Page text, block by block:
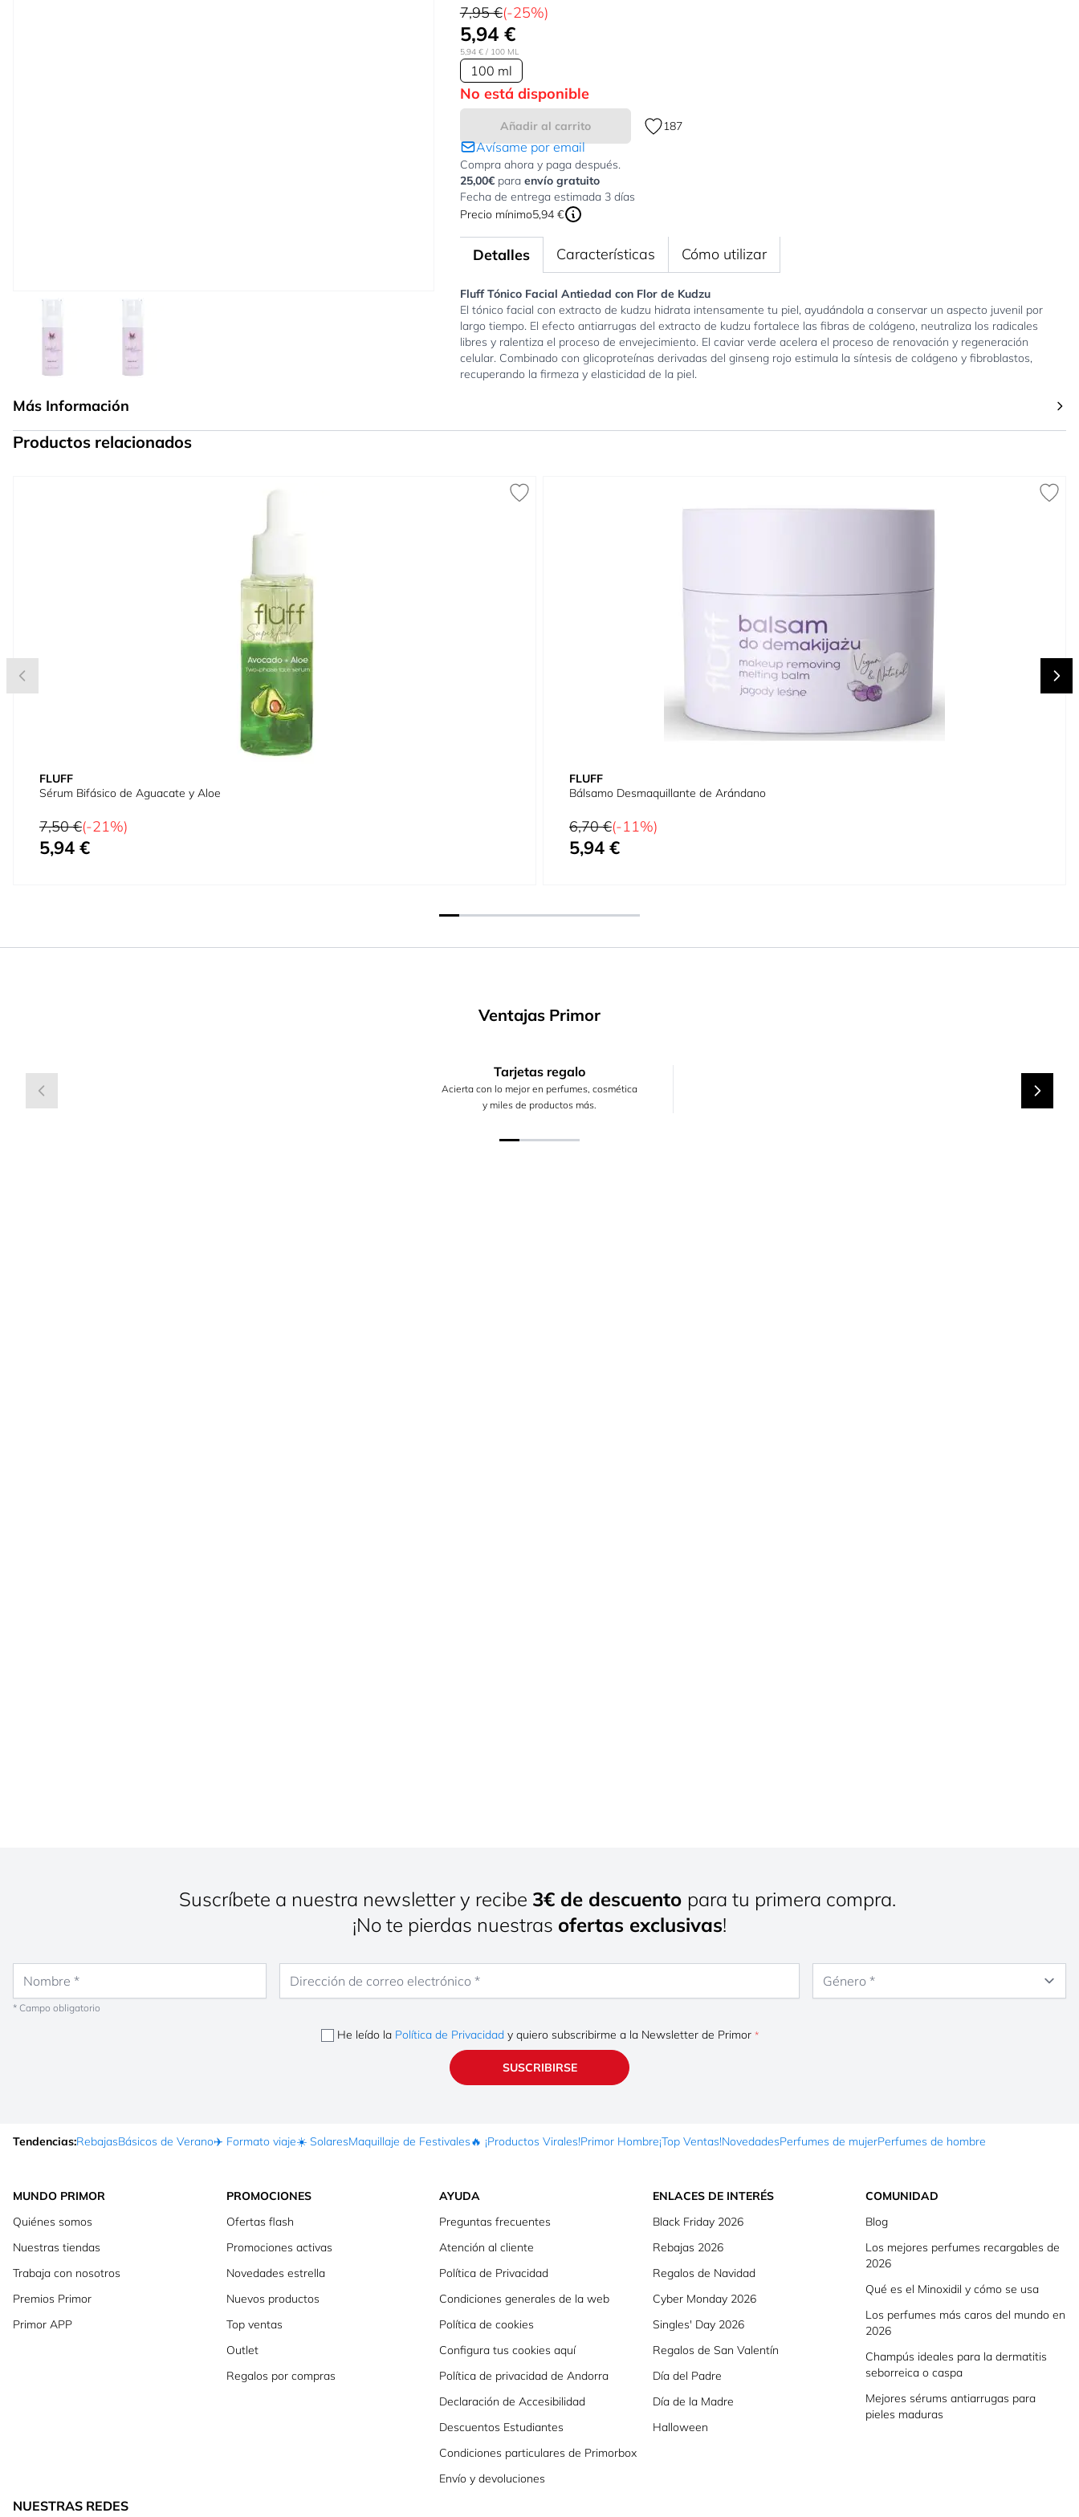
7,95 €(-25%)
5,94 €
5,94 €/ 100 ML
100 ml
No está disponible
Añadir al carrito 187
Avísame por email
Compra ahora y paga después.
25,00€ para envío gratuito
Fecha de entrega estimada 3 días
Precio mínimo5,94 €
Detalles
Fluff Tónico Facial Antiedad con Flor de Kudzu
El tónico facial con extracto de kudzu hidrata intensamente tu piel, ayudándola a conservar un aspecto juvenil por
largo tiempo. El efecto antiarrugas del extracto de kudzu fortalece las fibras de colágeno, neutraliza los radicales
libres y ralentiza el proceso de envejecimiento. El caviar verde acelera el proceso de renovación y regeneración
celular. Combinado con glicoproteínas derivadas del ginseng rojo estimula la síntesis de colágeno y fibroblastos,
recuperando la firmeza y elasticidad de la piel.
Características Cómo utilizar
Más Información
Productos relacionados
FLUFF
Sérum Bifásico de Aguacate y Aloe
Precio habitual
7,50 €(-21%)
Precio especial
5,94 €
FLUFF
Bálsamo Desmaquillante de Arándano
Precio habitual
6,70 €(-11%)
Precio especial
5,94 €
Ventajas Primor
Tarjetas regalo
Acierta con lo mejor en perfumes, cosmética
y miles de productos más.
Suscríbete a nuestra newsletter y recibe 3€ de descuento para tu primera compra.
¡No te pierdas nuestras ofertas exclusivas!
* Campo obligatorio
He leído la Política de Privacidady quiero subscribirme a la Newsletter de Primor
SUSCRIBIRSE
Tendencias:RebajasBásicos de Verano✈️ Formato viaje☀️ SolaresMaquillaje de Festivales🔥 ¡Productos Virales!Primor Hombre¡Top Ventas!NovedadesPerfumes de mujerPerfumes de hombre
MUNDO PRIMOR
Quiénes somos
Nuestras tiendas
Trabaja con nosotros
Premios Primor
Primor APP
PROMOCIONES
Ofertas flash
Promociones activas
Novedades estrella
Nuevos productos
Top ventas
Outlet
Regalos por compras
AYUDA
Preguntas frecuentes
Atención al cliente
Política de Privacidad
Condiciones generales de la web
Política de cookies
Configura tus cookies aquí
Política de privacidad de Andorra
Declaración de Accesibilidad
Descuentos Estudiantes
Condiciones particulares de Primorbox
Envío y devoluciones
ENLACES DE INTERÉS
Black Friday 2026
Rebajas 2026
Regalos de Navidad
Cyber Monday 2026
Singles' Day 2026
Regalos de San Valentín
Día del Padre
Día de la Madre
Halloween
COMUNIDAD
Blog
Los mejores perfumes recargables de
2026
Qué es el Minoxidil y cómo se usa
Los perfumes más caros del mundo en
2026
Champús ideales para la dermatitis
seborreica o caspa
Mejores sérums antiarrugas para
pieles maduras
NUESTRAS REDES